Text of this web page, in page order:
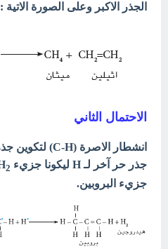
الجذر الاكبر وعلى الصورة الاتية :
الاحتمال الثاني
جذر حر آخر لـ H ليكونا جزيء H
2
جزيء البروبين.